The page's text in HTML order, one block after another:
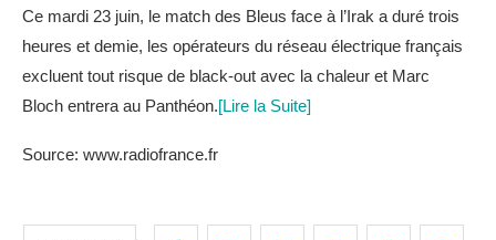
Ce mardi 23 juin, le match des Bleus face à l’Irak a duré trois
heures et demie, les opérateurs du réseau électrique français
excluent tout risque de black-out avec la chaleur et Marc
Bloch entrera au Panthéon.[Lire la Suite]
Source: www.radiofrance.fr